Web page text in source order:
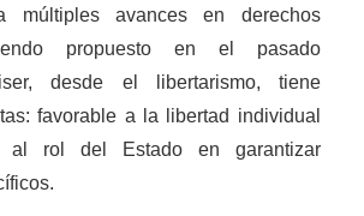
múltiples avances en derechos
propuesto en el pasado
desde el libertarismo, tiene
favorable a la libertad individual
al rol del Estado en garantizar